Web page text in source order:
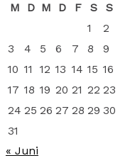
M
D M D F S
S
1
2
3
4 5 6 7 8
9
10 11 12 13 14 15 16
17 18 19 20 21 22 23
24 25 26 27 28 29 30
31
« Juni